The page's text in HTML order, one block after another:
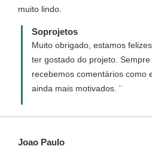
muito lindo.
Soprojetos
Muito obrigado, estamos
ter gostado do projeto. Sempre
recebemos comentários como
ainda mais motivados. ¨
Joao Paulo